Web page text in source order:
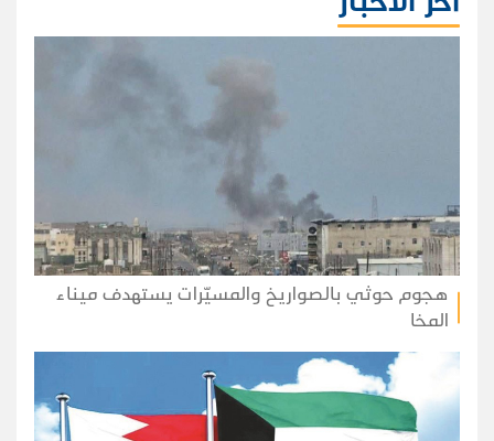
هجوم حوثي بالصواريخ والمسيّرات يستهدف ميناء
المخا